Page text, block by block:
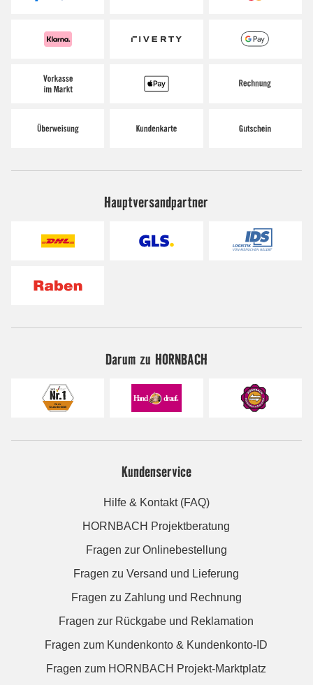
Hauptversandpartner
Darum zu HORNBACH
Kundenservice
Hilfe & Kontakt (FAQ)
HORNBACH Projektberatung
Fragen zur Onlinebestellung
Fragen zu Versand und Lieferung
Fragen zu Zahlung und Rechnung
Fragen zur Rückgabe und Reklamation
Fragen zum Kundenkonto & Kundenkonto-ID
Fragen zum HORNBACH Projekt-Marktplatz